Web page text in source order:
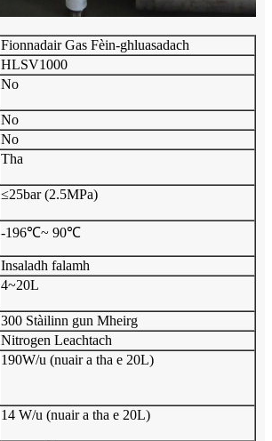
Fionnadair Gas Fèin-ghluasadach
HLSV1000
No
No
No
Tha
≤25bar (2.5MPa)
-196℃~ 90℃
Insaladh falamh
4~20L
300 Stàilinn gun Mheirg
Nitrogen Leachtach
190W/u (nuair a tha e 20L)
14 W/u (nuair a tha e 20L)